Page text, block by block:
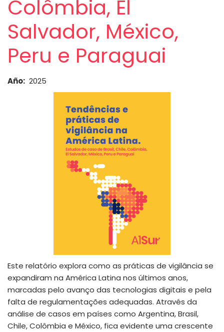
Colômbia, El
Salvador, México,
Peru e Paraguai
Año 2025
Este relatório explora como as práticas de vigilância se
expandiram na América Latina nos últimos anos,
marcadas pelo avanço das tecnologias digitais e pela
falta de regulamentações adequadas. Através da
análise de casos em países como Argentina, Brasil,
Chile, Colômbia e México, fica evidente uma crescente